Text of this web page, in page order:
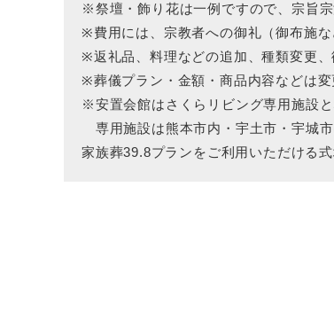
※祭壇・飾り花は一例ですので、宗旨
※費用には、宗教者への御礼（御布施な
※返礼品、料理などの追加、種類変更
※葬儀プラン・金額・商品内容などは
※安置会館はさくらリビング専用施設
専用施設は熊本市内・宇土市・宇城市
家族葬39.8プランをご利用いただける